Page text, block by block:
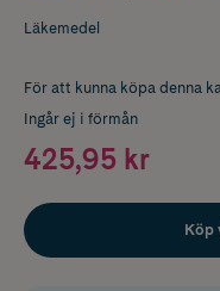
Läkemedel
För att kunna köpa denna
Ingår ej i förmån
425,95 kr
Köp